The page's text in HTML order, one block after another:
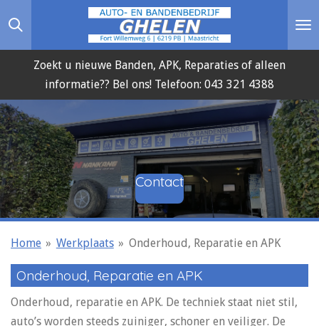
Ga
direct
Zoekt u nieuwe Banden, APK, Reparaties of alleen
informatie?? Bel ons! Telefoon: 043 321 4388
Contact
Home » Werkplaats » Onderhoud, Reparatie en APK
Onderhoud, Reparatie en APK
Onderhoud, reparatie en APK. De techniek staat niet stil,
auto’s worden steeds zuiniger, schoner en veiliger. De